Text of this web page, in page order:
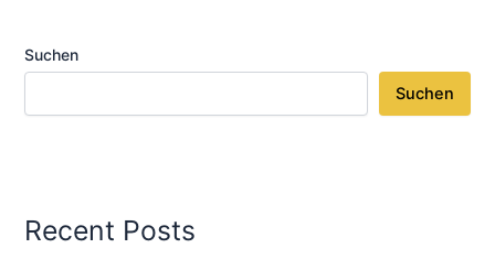
Suchen
Suchen
Recent Posts